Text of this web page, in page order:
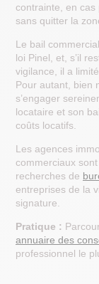
contrainte, en cas
sans quitter la
Le bail
loi Pinel, et, s’il
vigilance, il a
Pour autant, bien
s’engager
locataire et son
coûts locatifs.
Les agences
commerciaux
recherches de
entreprises de la
signature.
Pratique :
annuaire des
professionnel le